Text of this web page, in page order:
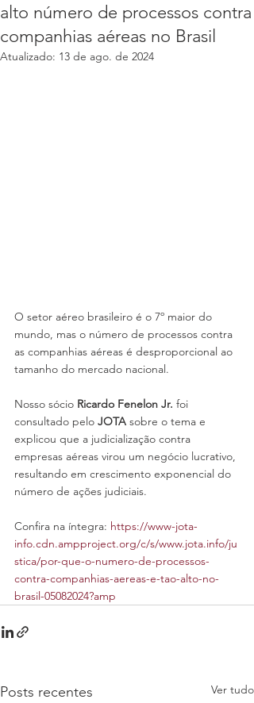
alto número de processos contra
companhias aéreas no Brasil
Atualizado: 13 de ago. de 2024
O setor aéreo brasileiro é o 7º maior do
mundo, mas o número de processos contra
as companhias aéreas é desproporcional ao
tamanho do mercado nacional.
Nosso sócio Ricardo Fenelon Jr. foi
consultado pelo JOTA sobre o tema e
explicou que a judicialização contra
empresas aéreas virou um negócio lucrativo,
resultando em crescimento exponencial do
número de ações judiciais.
Confira na íntegra: https://www-jota-
info.cdn.ampproject.org/c/s/www.jota.info/ju
stica/por-que-o-numero-de-processos-
contra-companhias-aereas-e-tao-alto-no-
brasil-05082024?amp
Posts recentes Ver tudo